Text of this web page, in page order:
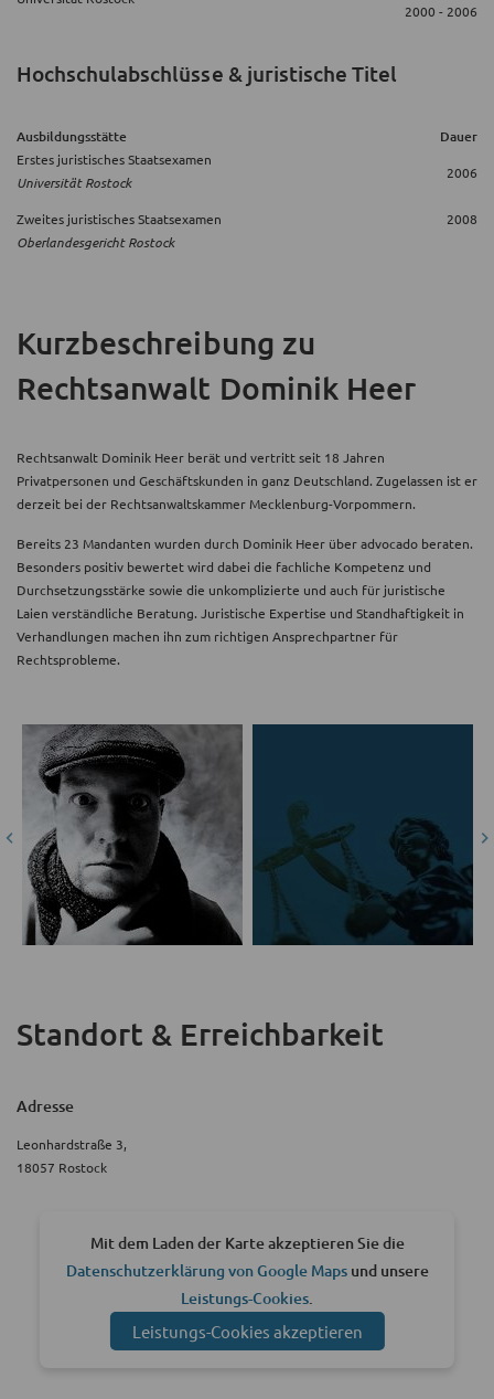
2000 - 2006
Hochschulabschlüsse & juristische Titel
Ausbildungsstätte Dauer
Erstes juristisches Staatsexamen
Universität Rostock
2006
Zweites juristisches Staatsexamen
Oberlandesgericht Rostock
2008
Kurzbeschreibung zu
Rechtsanwalt Dominik Heer
Rechtsanwalt Dominik Heer berät und vertritt seit 18 Jahren
Privatpersonen und Geschäftskunden in ganz Deutschland. Zugelassen ist er
derzeit bei der Rechtsanwaltskammer Mecklenburg-Vorpommern.
Bereits 23 Mandanten wurden durch Dominik Heer über advocado beraten.
Besonders positiv bewertet wird dabei die fachliche Kompetenz und
Durchsetzungsstärke sowie die unkomplizierte und auch für juristische
Laien verständliche Beratung. Juristische Expertise und Standhaftigkeit in
Verhandlungen machen ihn zum richtigen Ansprechpartner für
Rechtsprobleme.
Standort & Erreichbarkeit
Adresse
Leonhardstraße 3,
18057 Rostock
Mit dem Laden der Karte akzeptieren Sie die
Datenschutzerklärung von Google Mapsund unsere
Leistungs-Cookies.
Leistungs-Cookies akzeptieren